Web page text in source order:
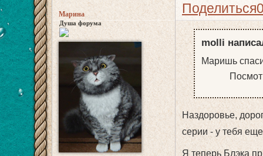
Поделиться
Марина
Душа форума
molli
Маришь
Наздоровье,
серии - у тебя
Я теперь Блэка